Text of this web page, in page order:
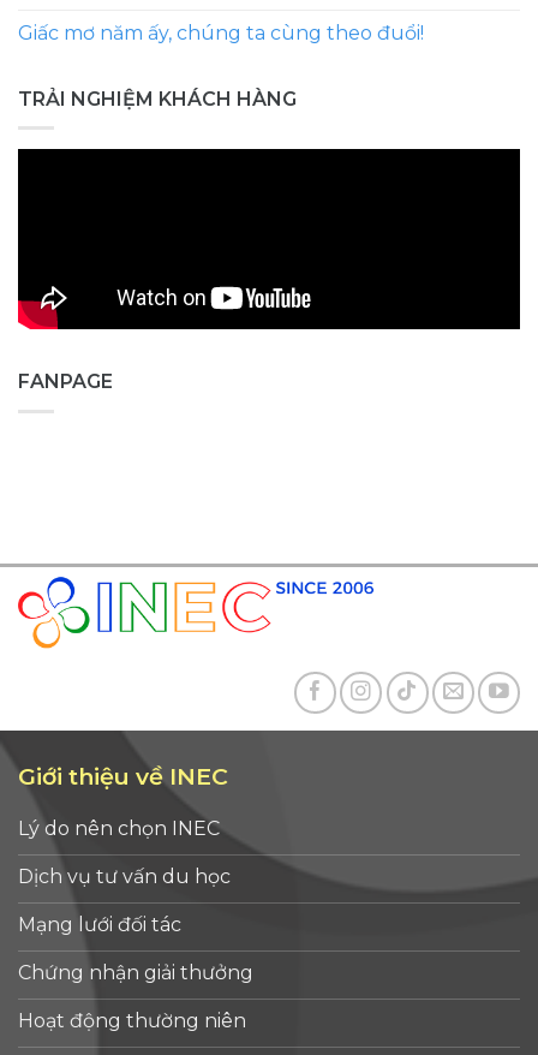
Giấc mơ năm ấy, chúng ta cùng theo đuổi!
TRẢI NGHIỆM KHÁCH HÀNG
FANPAGE
Giới thiệu về INEC
Lý do nên chọn INEC
Dịch vụ tư vấn du học
Mạng lưới đối tác
Chứng nhận giải thưởng
Hoạt động thường niên